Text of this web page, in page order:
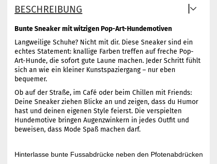
BESCHREIBUNG
Bunte Sneaker mit witzigen Pop-Art-Hundemotiven
Langweilige Schuhe? Nicht mit dir. Diese Sneaker sind ein
echtes Statement: knallige Farben treffen auf freche Pop-
Art-Hunde, die sofort gute Laune machen. Jeder Schritt fühlt
sich an wie ein kleiner Kunstspaziergang – nur eben
bequemer.
Ob auf der Straße, im Café oder beim Chillen mit Friends:
Deine Sneaker ziehen Blicke an und zeigen, dass du Humor
hast und deinen eigenen Style feierst. Die verspielten
Hundemotive bringen Augenzwinkern in jedes Outfit und
beweisen, dass Mode Spaß machen darf.
Hinterlasse bunte Fussabdrücke neben den Pfotenabdrücken